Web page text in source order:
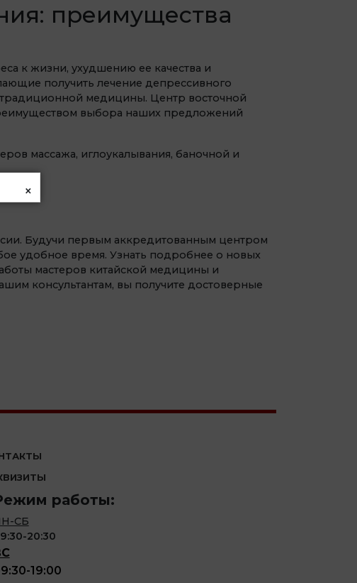
×
преимущества
к жизни, ухудшению ее качества и
получить лечение депрессивного
медицины. Центр восточной
выбора наших предложений
массажа, иглоукалывания, баночной и
Будучи первым аккредитованным центром
удобное время. Узнать подробнее о новых
мастеров китайской медицины и
консультантам, вы получите достоверные
работы:
СБ
20:30
19:00